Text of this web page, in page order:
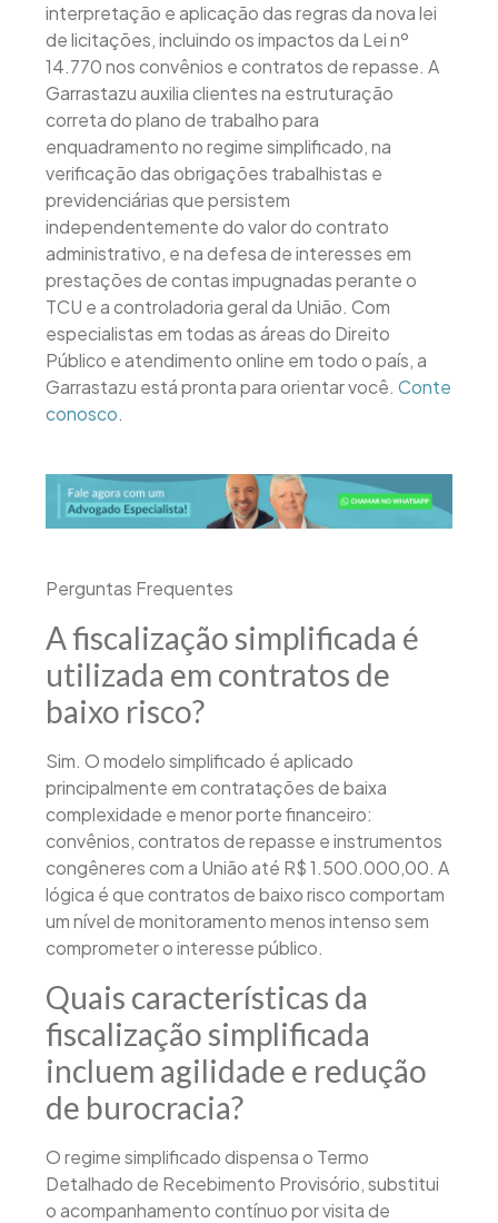
interpretação e aplicação das regras da nova lei
de licitações, incluindo os impactos da Lei nº
14.770 nos convênios e contratos de repasse. A
Garrastazu auxilia clientes na estruturação
correta do plano de trabalho para
enquadramento no regime simplificado, na
verificação das obrigações trabalhistas e
previdenciárias que persistem
independentemente do valor do contrato
administrativo, e na defesa de interesses em
prestações de contas impugnadas perante o
TCU e a controladoria geral da União. Com
especialistas em todas as áreas do Direito
Público e atendimento online em todo o país, a
Garrastazu está pronta para orientar você. Conte
conosco.
Perguntas Frequentes
A fiscalização simplificada é
utilizada em contratos de
baixo risco?
Sim. O modelo simplificado é aplicado
principalmente em contratações de baixa
complexidade e menor porte financeiro:
convênios, contratos de repasse e instrumentos
congêneres com a União até R$ 1.500.000,00. A
lógica é que contratos de baixo risco comportam
um nível de monitoramento menos intenso sem
comprometer o interesse público.
Quais características da
fiscalização simplificada
incluem agilidade e redução
de burocracia?
O regime simplificado dispensa o Termo
Detalhado de Recebimento Provisório, substitui
o acompanhamento contínuo por visita de